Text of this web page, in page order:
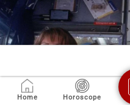
Home Horoscope